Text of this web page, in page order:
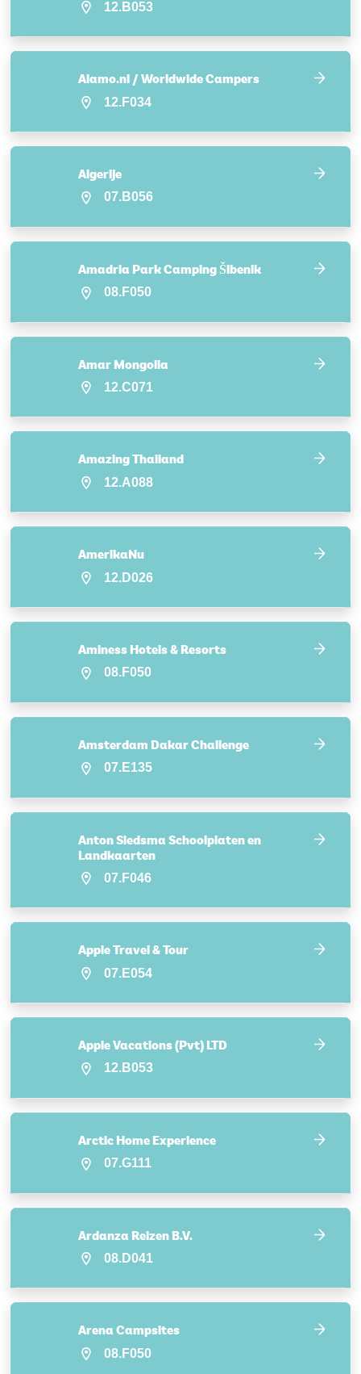
12.B053
Alamo.nl / Worldwide Campers
12.F034
Algerije
07.B056
Amadria Park Camping Šibenik
08.F050
Amar Mongolia
12.C071
Amazing Thailand
12.A088
AmerikaNu
12.D026
Aminess Hotels & Resorts
08.F050
Amsterdam Dakar Challenge
07.E135
Anton Siedsma Schoolplaten en
Landkaarten
07.F046
Apple Travel & Tour
07.E054
Apple Vacations (Pvt) LTD
12.B053
Arctic Home Experience
07.G111
Ardanza Reizen B.V.
08.D041
Arena Campsites
08.F050